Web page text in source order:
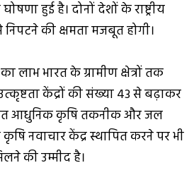
हुई है। दोनों देशों के राष्ट्रीय
की क्षमता मजबूत होगी।
लाभ भारत के ग्रामीण क्षेत्रों तक
केंद्रों की संख्या 43 से बढ़ाकर
आधुनिक कृषि तकनीक और जल
नवाचार केंद्र स्थापित करने पर भी
की उम्मीद है।